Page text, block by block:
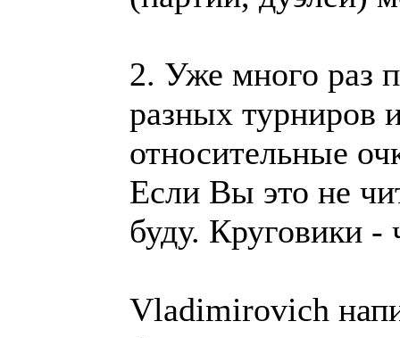
2. Уже много раз
разных турниров
относительные
Если Вы это не
буду. Круговики
Vladimirovich